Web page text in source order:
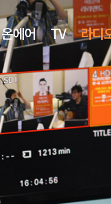
온에어 TV 라디